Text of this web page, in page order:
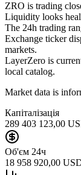
ZRO is trading
Liquidity looks
The 24h trading
Exchange ticker
markets.
LayerZero is
local catalog.
Market data is
Капіталізація
289 403 123,00
Об'єм 24ч
18 958 920,00